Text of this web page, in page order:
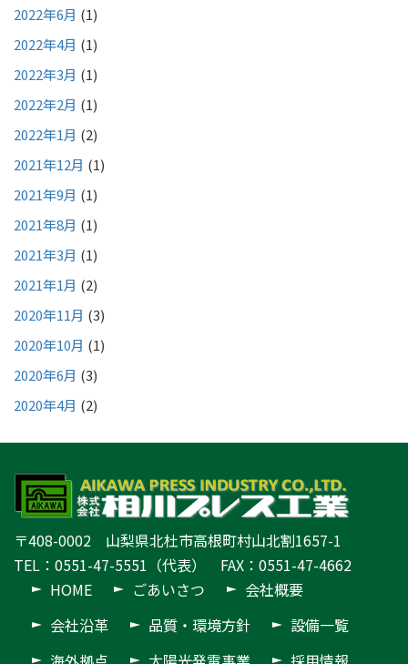
2022年6月 (1)
2022年4月 (1)
2022年3月 (1)
2022年2月 (1)
2022年1月 (2)
2021年12月 (1)
2021年9月 (1)
2021年8月 (1)
2021年3月 (1)
2021年1月 (2)
2020年11月 (3)
2020年10月 (1)
2020年6月 (3)
2020年4月 (2)
〒408-0002 山梨県北杜市高根町村山北割1657-1
TEL：0551-47-5551（代表） FAX：0551-47-4662
HOME
ごあいさつ
会社概要
会社沿革
品質・環境方針
設備一覧